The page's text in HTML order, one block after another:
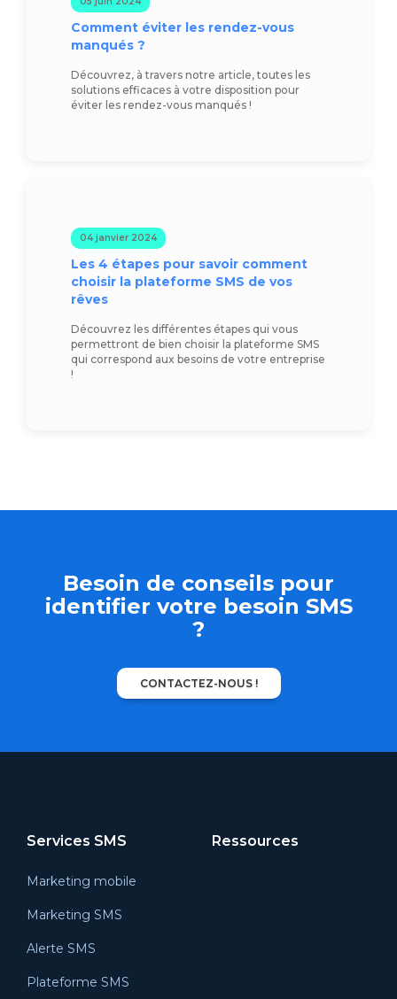
Comment éviter les rendez-vous
manqués ?
Découvrez, à travers notre article, toutes les
solutions efficaces à votre disposition pour
éviter les rendez-vous manqués !
04 janvier 2024
Les 4 étapes pour savoir comment
choisir la plateforme SMS de vos
rêves
Découvrez les différentes étapes qui vous
permettront de bien choisir la plateforme SMS
qui correspond aux besoins de votre entreprise
!
Besoin de conseils pour
identifier votre besoin SMS
?
CONTACTEZ-NOUS !
Services SMS
Marketing mobile
Marketing SMS
Alerte SMS
Plateforme SMS
Ressources